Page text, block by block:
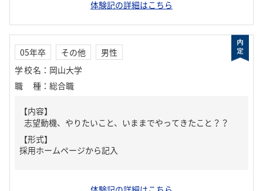
体験記の詳細はこちら
05年卒 その他
男性
学校名 ： 岡山大学
職種 ： 総合職
【内容】
志望動機、やりたいこと、いままでやってきたこと？？
【形式】
採用ホームページから記入